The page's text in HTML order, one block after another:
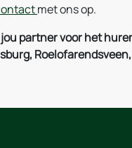
met ons op.
partner voor het